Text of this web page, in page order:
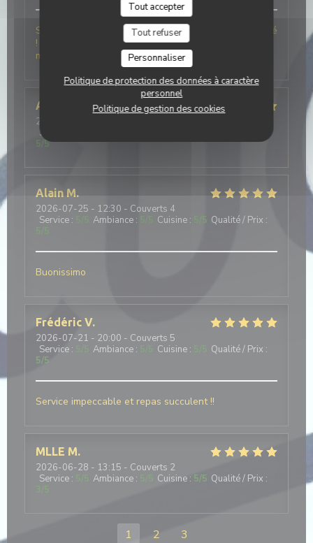
Tout accepter
Tout refuser
Personnaliser
Politique de protection des données à caractère
personnel
Politique de gestion des cookies
Simplement le meilleur restaurant Italien que j’ai testé
! Le personnel était très agréable ce qui a rendu le
moment encore meilleur !
Alison
2026-07-25
Service
5/5
Alain M
2026-07-25 - 12:30 - Couverts 4
Service : Ambiance : Cuisine : /5 Qualité / Prix :
Buonissimo
Frédéric V
2026-07-21 - 20:00 - Couverts 5
Service : 5 /5 Ambiance : Cuisine : 5 /5 Qualité / Prix :
5/5
Service impeccable et repas succulent !!
MLLE M
2026-06-28 - 13:15 - Couverts 2
Service : Ambiance : Cuisine : 5/5 Qualité / Prix :
1 2 3